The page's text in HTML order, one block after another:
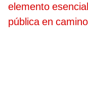
elemento
pública en